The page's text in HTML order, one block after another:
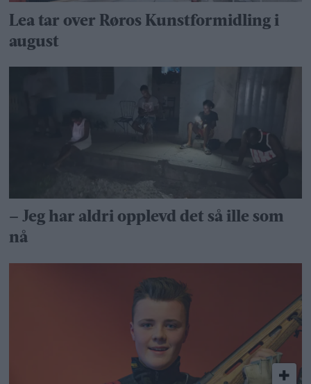
Lea tar over Røros Kunstformidling i
august
– Jeg har aldri opplevd det så ille som
nå